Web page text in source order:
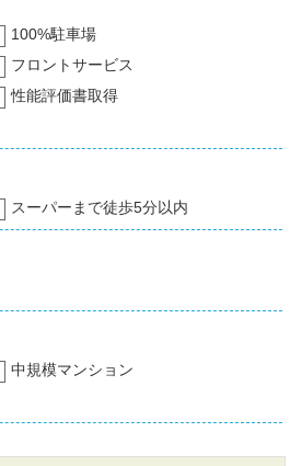
100%駐車場
フロントサービス
性能評価書取得
スーパーまで徒歩5分以内
中規模マンション